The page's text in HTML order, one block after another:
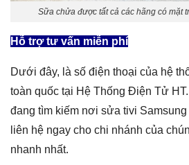
Sữa chửa được tất cả các hãng có mặt
Hỗ trợ tư vấn miễn phí
Dưới đây, là số điện thoại của hệ
toàn quốc tại Hệ Thống Điện Tử
đang tìm kiếm nơi sửa tivi Samsung
liên hệ ngay cho chi nhánh của
nhanh nhất.